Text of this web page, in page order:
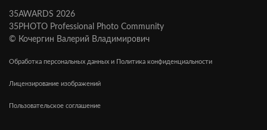
35AWARDS 2026
35PHOTO Professional Photo Community
© Кочергин Валерий Владимирович
Обработка персональных данных и Политика конфиденциальности
Лицензирование изображений
Пользовательское соглашение